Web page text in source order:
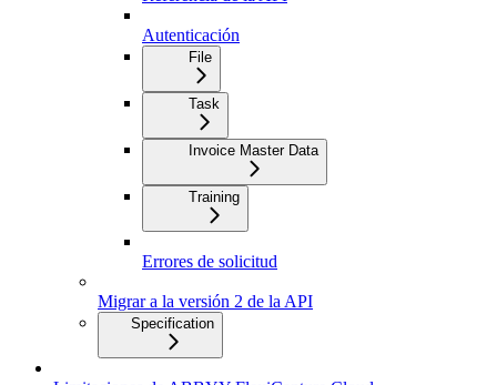
Autenticación
File
Task
Invoice Master Data
Training
Errores de solicitud
Migrar a la versión 2 de la API
Specification